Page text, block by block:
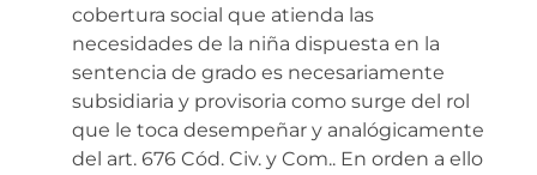
cobertura social que atienda las
necesidades de la niña dispuesta en la
sentencia de grado es necesariamente
subsidiaria y provisoria como surge del rol
que le toca desempeñar y analógicamente
del art. 676 Cód. Civ. y Com.. En orden a ello